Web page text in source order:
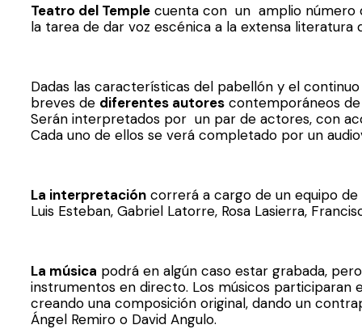
Teatro del Temple cuenta con un amplio número
la tarea de dar voz escénica a la extensa literatura
Dadas las características del pabellón y el
breves de diferentes autores contemporáneos
Serán interpretados por un par de actores, con
Cada uno de ellos se verá completado por un
La interpretación correrá a cargo de un equipo
Luis Esteban, Gabriel Latorre, Rosa Lasierra,
La música podrá en algún caso estar grabada,
instrumentos en directo. Los músicos participaran
creando una composición original, dando un
Ángel Remiro o David Angulo.